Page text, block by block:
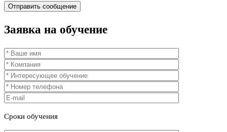
Заявка на обучение
Сроки обучения